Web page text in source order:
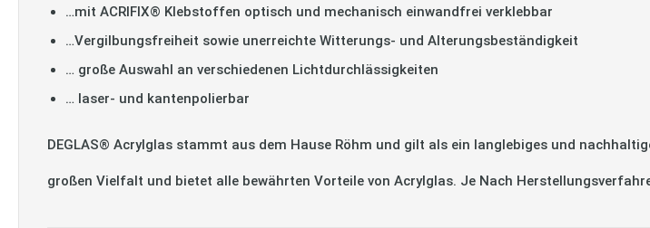
…mit ACRIFIX® Klebstoffen optisch und mechanisch einwandfrei verklebbar
…Vergilbungsfreiheit sowie unerreichte Witterungs- und Alterungsbeständigkeit
… große Auswahl an verschiedenen Lichtdurchlässigkeiten
… laser- und kantenpolierbar
DEGLAS® Acrylglas stammt aus dem Hause Röhm und gilt als ein langlebiges und
großen Vielfalt und bietet alle bewährten Vorteile von Acrylglas. Je Nach